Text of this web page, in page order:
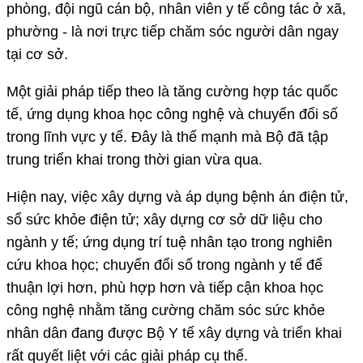
phòng, đội ngũ cán bộ, nhân viên y tế công tác ở xã,
phường - là nơi trực tiếp chăm sóc người dân ngay
tại cơ sở.
Một giải pháp tiếp theo là tăng cường hợp tác quốc
tế, ứng dụng khoa học công nghệ và chuyển đổi số
trong lĩnh vực y tế. Đây là thế mạnh mà Bộ đã tập
trung triển khai trong thời gian vừa qua.
Hiện nay, việc xây dựng và áp dụng bệnh án điện tử,
sổ sức khỏe điện tử; xây dựng cơ sở dữ liệu cho
ngành y tế; ứng dụng trí tuệ nhân tạo trong nghiên
cứu khoa học; chuyển đổi số trong ngành y tế để
thuận lợi hơn, phù hợp hơn và tiếp cận khoa học
công nghệ nhằm tăng cường chăm sóc sức khỏe
nhân dân đang được Bộ Y tế xây dựng và triển khai
rất quyết liệt với các giải pháp cụ thể.